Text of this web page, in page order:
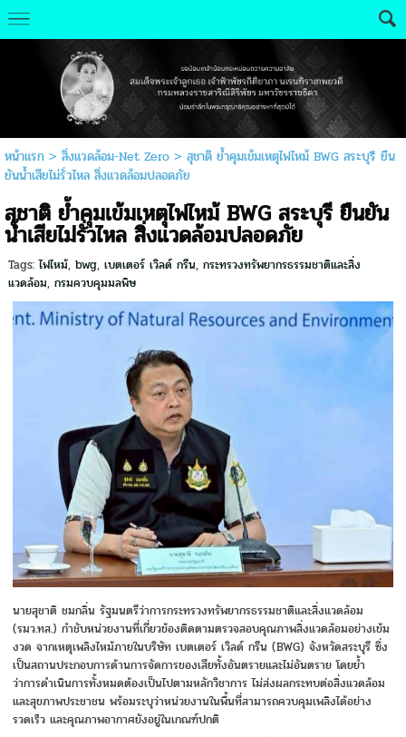
หน้าแรก> สิ่งแวดล้อม-Net Zero> สุชาติ ย้ำคุมเข้มเหตุไฟไหม้ BWG สระบุรี ยืน
ยันน้ำเสียไม่รั่วไหล สิ่งแวดล้อมปลอดภัย
สุชาติ ย้ำคุมเข้มเหตุไฟไหม้ BWG สระบุรี ยืนยัน
น้ำเสียไม่รั่วไหล สิ่งแวดล้อมปลอดภัย
Tags:ไฟไหม้, bwg, เบตเตอร์ เวิลด์ กรีน, กระทรวงทรัพยากรธรรมชาติและสิ่ง
แวดล้อม, กรมควบคุมมลพิษ
นายสุชาติ ชมกลิ่น รัฐมนตรีว่าการกระทรวงทรัพยากรธรรมชาติและสิ่งแวดล้อม
(รมว.ทส.) กำชับหน่วยงานที่เกี่ยวข้องติดตามตรวจสอบคุณภาพสิ่งแวดล้อมอย่างเข้ม
งวด จากเหตุเพลิงไหม้ภายในบริษัท เบตเตอร์ เวิลด์ กรีน (BWG) จังหวัดสระบุรี ซึ่ง
เป็นสถานประกอบการด้านการจัดการของเสียทั้งอันตรายและไม่อันตราย โดยย้ำ
ว่าการดำเนินการทั้งหมดต้องเป็นไปตามหลักวิชาการ ไม่ส่งผลกระทบต่อสิ่งแวดล้อม
และสุขภาพประชาชน พร้อมระบุว่าหน่วยงานในพื้นที่สามารถควบคุมเพลิงได้อย่าง
รวดเร็ว และคุณภาพอากาศยังอยู่ในเกณฑ์ปกติ